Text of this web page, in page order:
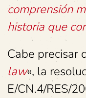
comprensión
historia que
Cabe precisar
law«, la
E/CN.4/RES/